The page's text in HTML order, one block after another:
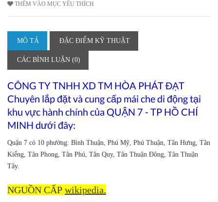
THÊM VÀO MỤC YÊU THÍCH
MÔ TẢ ĐẶC ĐIỂM KỸ THUẬT
CÁC BÌNH LUẬN (0)
CÔNG TY TNHH XD TM HÒA PHÁT ĐẠT
Chuyên lắp đặt và cung cấp mái che di động tại
khu vực hành chính của QUẬN 7 - TP HỒ CHÍ
MINH dưới đây:
Quận 7 có 10 phường: Bình Thuận, Phú Mỹ, Phú Thuận, Tân Hưng, Tân
Kiểng, Tân Phong, Tân Phú, Tân Quy, Tân Thuận Đông, Tân Thuận
Tây.
NGUỒN CẤP wikipedia.